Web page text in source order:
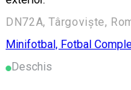
DN72A, Târgoviște,
Minifotbal, Fotbal
Deschis